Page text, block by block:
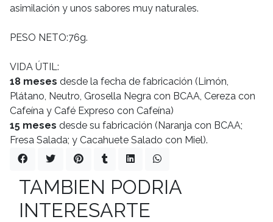
asimilación y unos sabores muy naturales.
PESO NETO:76g.
VIDA ÚTIL:
18 meses desde la fecha de fabricación (Limón,
Plátano, Neutro, Grosella Negra con BCAA, Cereza con
Cafeína y Café Expreso con Cafeína)
15 meses desde su fabricación (Naranja con BCAA;
Fresa Salada; y Cacahuete Salado con Miel).
TAMBIEN PODRIA
INTERESARTE